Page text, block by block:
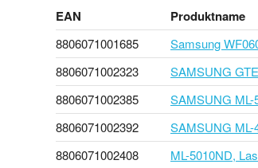
EAN Produktname
8806071001685
Samsung
8806071002323
SAMSUNG
8806071002385
SAMSUNG
8806071002392
SAMSUNG
8806071002408
ML-5010ND,